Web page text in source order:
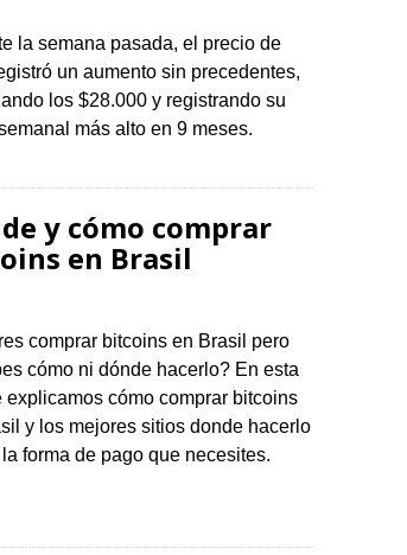
la semana pasada, el precio de
un aumento sin precedentes,
los $28.000 y registrando su
más alto en 9 meses.
y cómo comprar
en Brasil
comprar bitcoins en Brasil pero
cómo ni dónde hacerlo? En esta
explicamos cómo comprar bitcoins
y los mejores sitios donde hacerlo
forma de pago que necesites.